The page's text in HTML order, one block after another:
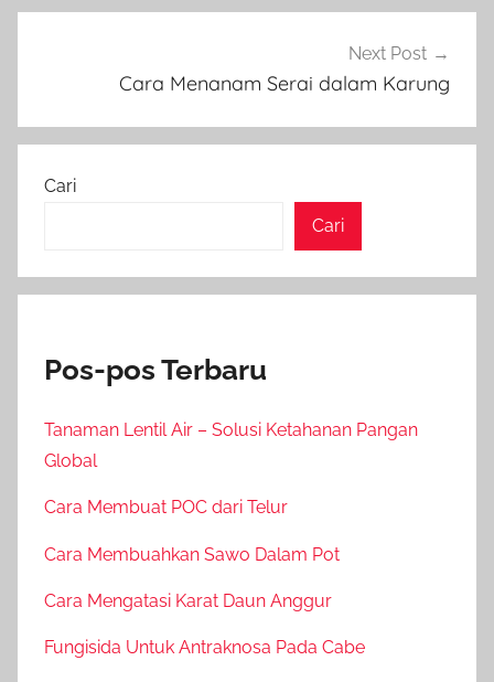
Next Post
Cara Menanam Serai dalam Karung
Cari
Cari
Pos-pos Terbaru
Tanaman Lentil Air – Solusi Ketahanan Pangan
Global
Cara Membuat POC dari Telur
Cara Membuahkan Sawo Dalam Pot
Cara Mengatasi Karat Daun Anggur
Fungisida Untuk Antraknosa Pada Cabe